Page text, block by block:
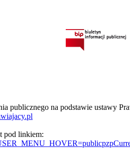
publicznego na podstawie ustawy
pod linkiem: